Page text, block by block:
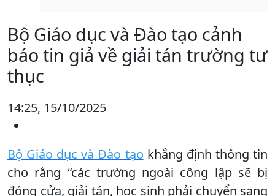
Bộ Giáo dục và Đào tạo cảnh
báo tin giả về giải tán trường tư
thục
14:25, 15/10/2025
Bộ Giáo dục và Đào tạo khẳng định thông tin
cho rằng “các trường ngoài công lập sẽ bị
đóng cửa, giải tán, học sinh phải chuyển sang